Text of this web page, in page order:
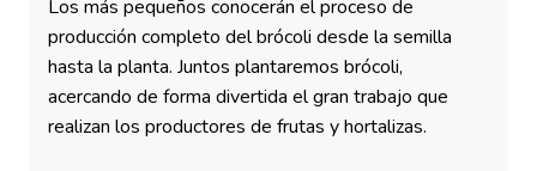
Los más pequeños conocerán el proceso de
producción completo del brócoli desde la semilla
hasta la planta. Juntos plantaremos brócoli,
acercando de forma divertida el gran trabajo que
realizan los productores de frutas y hortalizas.